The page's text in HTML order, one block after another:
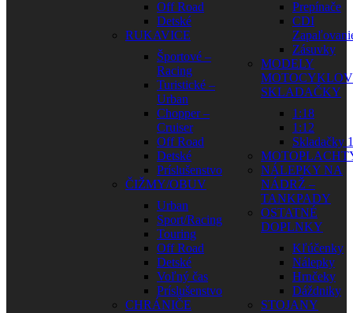
Off Road
Detské
RUKAVICE
Športové –
Racing
Turistické –
Urban
Chopper –
Cruiser
Off Road
Detské
Príslušenstvo
ČIŽMY/OBUV
Urban
Sport/Racing
Touring
Off Road
Detské
Voľný čas
Príslušenstvo
CHRÁNIČE
Prepínače
CDI
Zásuvky
MODELY
SKLADAČKY
1:18
1:12
Skladačky
NÁLEPKY NA
NÁDRŽ –
TANKPADY
OSTATNÉ
DOPLNKY
Kľúčenky
Nálepky
Hrnčeky
Dáždniky
STOJANY